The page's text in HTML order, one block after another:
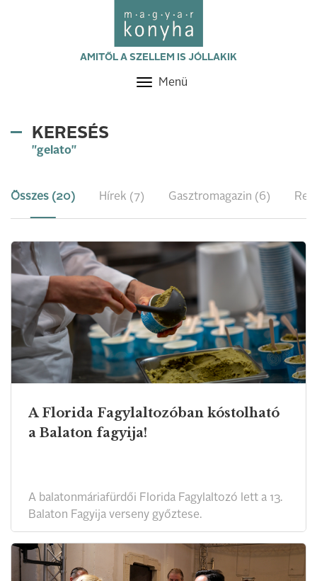
AMITŐL A SZELLEM IS JÓLLAKIK
Toggle
Menü
KERESÉS
"gelato"
Összes (20) Hírek (7) Gasztromagazin (6)
A Florida Fagylaltozóban kóstolható
a Balaton fagyija!
A balatonmáriafürdői Florida Fagylaltozó lett a 13.
Balaton Fagyija verseny győztese.